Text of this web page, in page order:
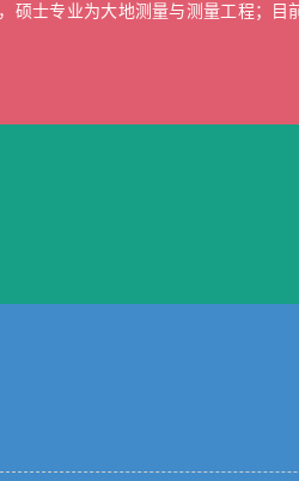
士专业为大地测量与测量工程；目